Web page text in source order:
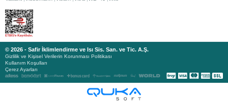
© 2026 - Safir İklimlendirme ve Isı Sis. San. ve Tic. A.Ş.
Gizlilik ve Kişisel Verilerin Korunması Politikası
Kullanım Koşulları
Çerez Ayarları